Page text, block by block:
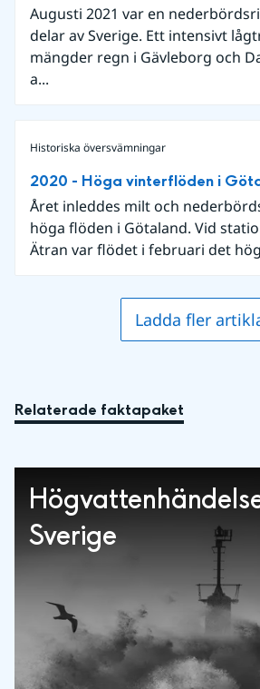
Augusti 2021 var en
delar av Sverige. Ett intensivt
mängder regn i Gävleborg och
a...
Historiska översvämningar
2020 - Höga vinterflöden i
Året inleddes milt och
höga flöden i Götaland. Vid
Ätran var flödet i februari det
Ladda fler
Relaterade faktapaket
Sverige